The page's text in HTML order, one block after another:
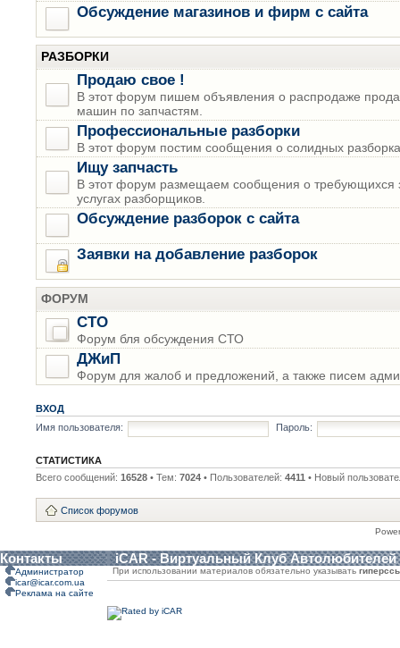
Обсуждение магазинов и фирм с сайта
РАЗБОРКИ
Продаю свое !
В этот форум пишем объявления о распродаже
машин по запчастям.
Профессиональные разборки
В этот форум постим сообщения о солидных
Ищу запчасть
В этот форум размещаем сообщения о требующихся
услугах разборщиков.
Обсуждение разборок с сайта
Заявки на добавление разборок
ФОРУМ
СТО
Форум бля обсуждения СТО
ДЖиП
Форум для жалоб и предложений, а также писем
ВХОД
Имя пользователя:
Пароль:
СТАТИСТИКА
Всего сообщений: 16528 • Тем: 7024 • Пользователей: 4411 • Новый
Список форумов
Контакты iCAR - Виртуальный Клуб Автолюбителей
Администратор
icar@icar.com.ua
Реклама на сайте
При использовании материалов обязательно указывать